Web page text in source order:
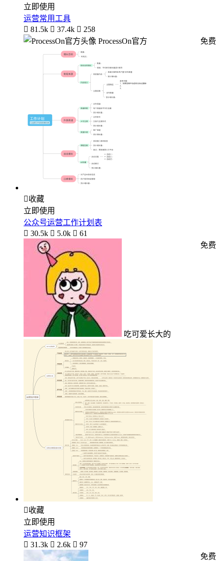
立即使用
运营常用工具
 81.5k  37.4k  258
ProcessOn官方
免费
收藏
立即使用
公众号运营工作计划表
 30.5k  5.0k  61
吃可爱长大的
免费
收藏
立即使用
运营知识框架
 31.3k  2.6k  97
免费